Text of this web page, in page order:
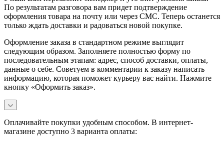
По результатам разговора вам придет подтверждение
оформления товара на почту или через СМС. Теперь останется
только ждать доставки и радоваться новой покупке.
Оформление заказа в стандартном режиме выглядит
следующим образом. Заполняете полностью форму по
последовательным этапам: адрес, способ доставки, оплаты,
данные о себе. Советуем в комментарии к заказу написать
информацию, которая поможет курьеру вас найти. Нажмите
кнопку «Оформить заказ».
Оплачивайте покупки удобным способом. В интернет-
магазине доступно 3 варианта оплаты: